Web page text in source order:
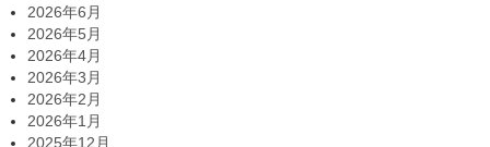
2026年6月
2026年5月
2026年4月
2026年3月
2026年2月
2026年1月
2025年12月